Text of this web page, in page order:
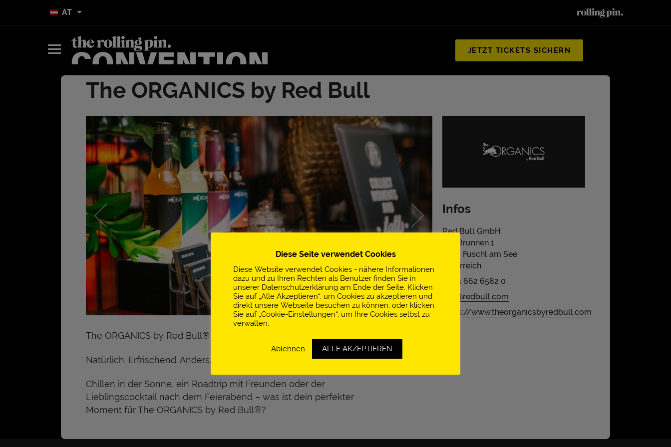
AT
JETZT TICKETS SICHERN
The ORGANICS by Red Bull
Infos
Red Bull GmbH
Am Brunnen 1
5330 Fuschl am See
Österreich
0043 662 6582 0
info@redbull.com
https://www.theorganicsbyredbull.com
The ORGANICS by Red Bull®
Natürlich. Erfrischend. Anders.
Chillen in der Sonne, ein Roadtrip mit Freunden oder der
Lieblingscocktail nach dem Feierabend – was ist dein perfekter
Moment für The ORGANICS by Red Bull®?
Diese Seite verwendet Cookies
Diese Website verwendet Cookies - nähere Informationen
dazu und zu Ihren Rechten als Benutzer finden Sie in
unserer Datenschutzerklärung am Ende der Seite. Klicken
Sie auf „Alle Akzeptieren“, um Cookies zu akzeptieren und
direkt unsere Webseite besuchen zu können, oder klicken
Sie auf „Cookie-Einstellungen“, um Ihre Cookies selbst zu
verwalten.
Ablehnen ALLE AKZEPTIEREN